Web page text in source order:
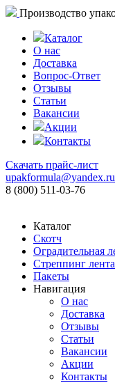
Производство
Каталог
О нас
Доставка
Вопрос-Ответ
Отзывы
Статьи
Вакансии
Акции
Контакты
Скачать прайс-лист
upakformula@yandex.ru
8 (800) 511-03-76
Каталог
Скотч
Оградительная
Стреппинг лента
Пакеты
Навигация
О нас
Доставка
Отзывы
Статьи
Вакансии
Акции
Контакты